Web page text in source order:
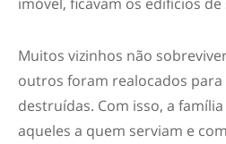
Muitos vizinhos não
outros foram realocados para
destruídas. Com isso, a
aqueles a quem serviam e